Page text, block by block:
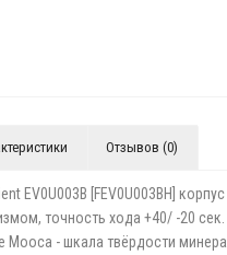
Отзывов (0)
EV0U003B [FEV0U003BH]
точность хода +40/ -20
Мооса - шкала твёрдости